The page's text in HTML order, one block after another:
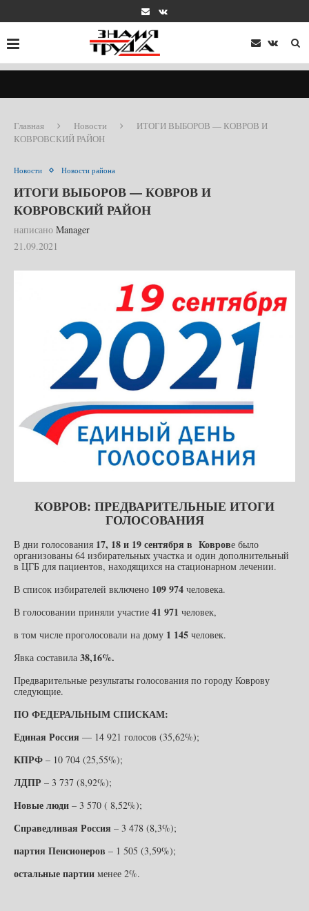
Главная Новости
ИТОГИ ВЫБОРОВ — КОВРОВ И
КОВРОВСКИЙ РАЙОН
Новости Новости района
ИТОГИ ВЫБОРОВ — КОВРОВ И
КОВРОВСКИЙ РАЙОН
написано Manager
21.09.2021
КОВРОВ: ПРЕДВАРИТЕЛЬНЫЕ ИТОГИ
ГОЛОСОВАНИЯ
В дни голосования 17, 18 и 19 сентября в Коврове было
организованы 64 избирательных участка и один дополнительный
в ЦГБ для пациентов, находящихся на стационарном лечении.
В список избирателей включено 109 974 человека.
В голосовании приняли участие 41 971 человек,
в том числе проголосовали на дому 1 145 человек.
Явка составила 38,16%.
Предварительные результаты голосования по городу Коврову
следующие.
ПО ФЕДЕРАЛЬНЫМ СПИСКАМ:
Единая Россия — 14 921 голосов (35,62%);
КПРФ – 10 704 (25,55%);
ЛДПР – 3 737 (8,92%);
Новые люди – 3 570 ( 8,52%);
Справедливая Россия – 3 478 (8,3%);
партия Пенсионеров – 1 505 (3,59%);
остальные партии менее 2%.